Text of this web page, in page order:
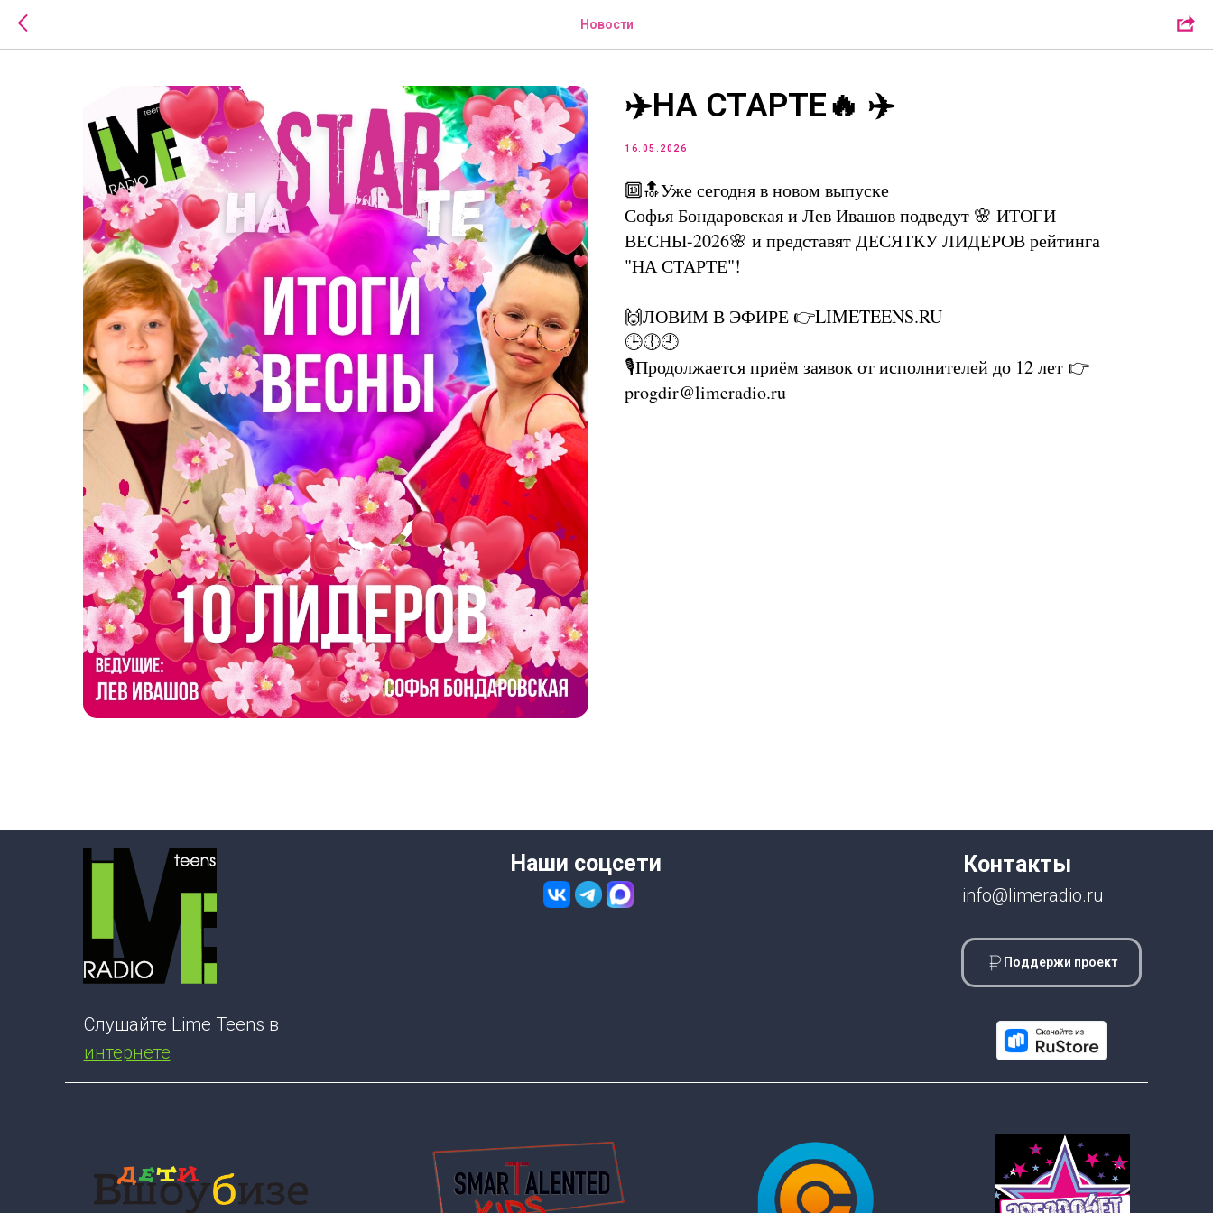
Новости
✈️НА СТАРТЕ🔥 ✈️
16.05.2026
🔟🔝Уже сегодня в новом выпуске
Софья Бондаровская и Лев Ивашов подведут 🌸 ИТОГИ
ВЕСНЫ-2026🌸 и представят ДЕСЯТКУ ЛИДЕРОВ рейтинга
"НА СТАРТЕ"!
🙌ЛОВИМ В ЭФИРЕ 👉LIMETEENS.RU
🕒🕕🕘
🎙Продолжается приём заявок от исполнителей до 12 лет 👉
progdir@limeradio.ru
Наши соцсети
Слушайте Lime Teens в
интернете
Контакты
info@limeradio.ru
Поддержи проект